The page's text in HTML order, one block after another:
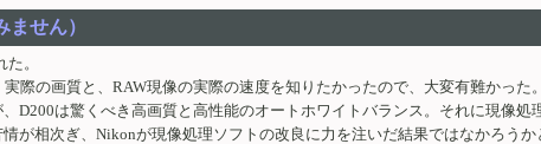
せん）
。
際の画質と、RAW現像の実際の速度を知りたかったので、大変有難かった。
D200は驚くべき高画質と高性能のオートホワイトバランス。それに現像
が相次ぎ、Nikonが現像処理ソフトの改良に力を注いだ結果ではなかろう